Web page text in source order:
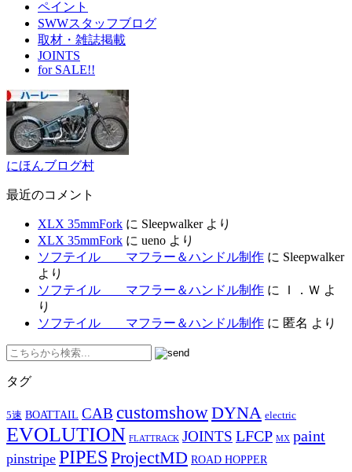
ペイント
SWWスタッフブログ
取材・雑誌掲載
JOINTS
for SALE!!
にほんブログ村
最近のコメント
XLX 35mmFork に Sleepwalkerより
XLX 35mmFork に ueno より
ソフテイル マフラー＆ハンドル制作 に Sleepwalker
より
ソフテイル マフラー＆ハンドル制作 に Ｉ．Ｗ よ
り
ソフテイル マフラー＆ハンドル制作 に 匿名 より
タグ
5速 BOATTAIL CAB customshowDYNA electric
EVOLUTION FLATTRACK JOINTS LFCP MX paint
pinstripe PIPES ProjectMD ROAD HOPPER